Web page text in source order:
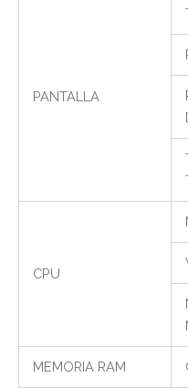
PANTALLA
CPU
MEMORIA RAM